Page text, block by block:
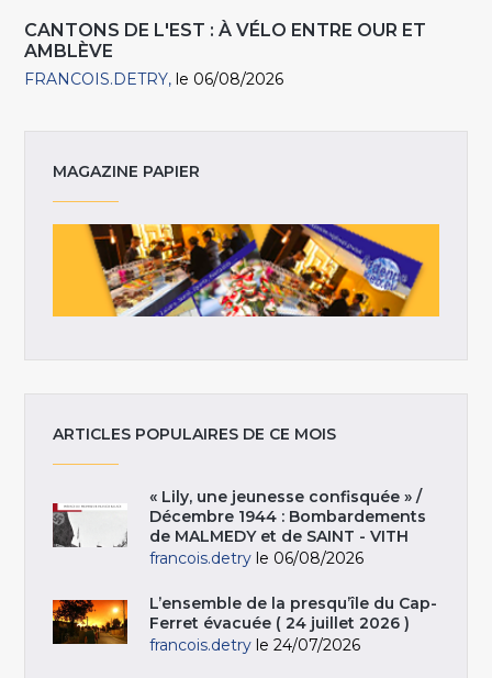
CANTONS DE L'EST : À VÉLO ENTRE OUR ET
AMBLÈVE
FRANCOIS.DETRY le 06/08/2026
MAGAZINE PAPIER
ARTICLES POPULAIRES DE CE MOIS
« Lily, une jeunesse confisquée » /
Décembre 1944 : Bombardements
de MALMEDY et de SAINT - VITH
francois.detry le 06/08/2026
L’ensemble de la presqu’île du Cap-
Ferret évacuée ( 24 juillet 2026 )
francois.detry le 24/07/2026